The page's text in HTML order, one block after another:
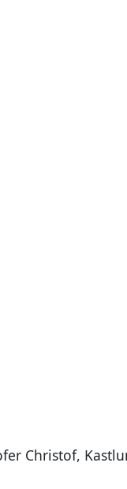
Christof,